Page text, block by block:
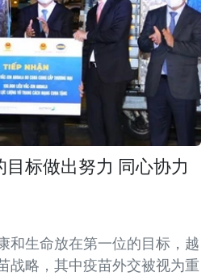
标做出努力 同心协力
和生命放在第一位的目标，越
战略，其中疫苗外交被视为重